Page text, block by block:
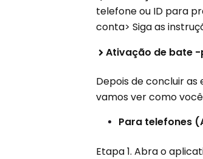
telefone ou ID para
conta> Siga as
Ativação de bate
Depois de concluir
vamos ver como
Para telefones
Etapa 1. Abra o